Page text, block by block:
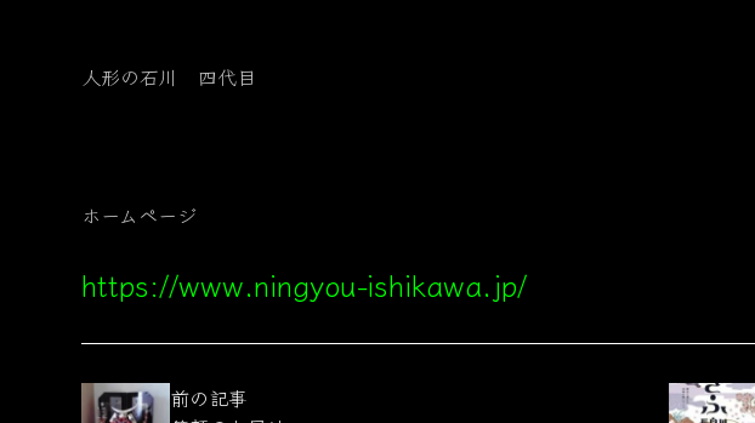
人形の石川 四代目
ホームページ
https://www.ningyou-ishikawa.jp/
前の記事